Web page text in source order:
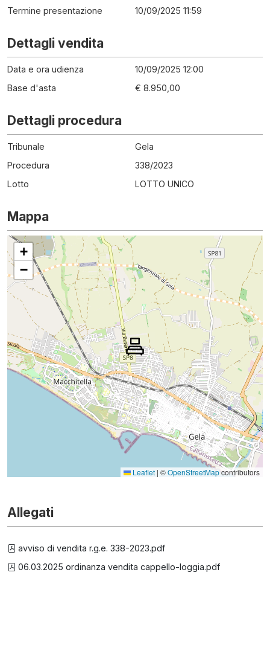
Termine presentazione
10/09/2025 11:59
Dettagli vendita
Data e ora udienza
10/09/2025 12:00
Base d'asta
€ 8.950,00
Dettagli procedura
Tribunale
Gela
Procedura
338/2023
Lotto
LOTTO UNICO
Mappa
+
−
Leaflet | ©OpenStreetMapcontributors
Allegati
avviso di vendita r.g.e. 338-2023.pdf
06.03.2025 ordinanza vendita cappello-loggia.pdf